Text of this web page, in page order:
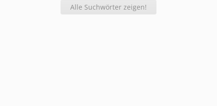
Alle Suchwörter zeigen!